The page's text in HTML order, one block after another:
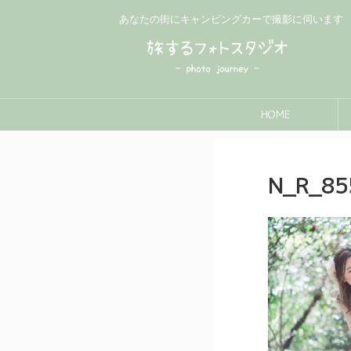
あなたの街にキャンピングカーで撮影に伺います
HOME